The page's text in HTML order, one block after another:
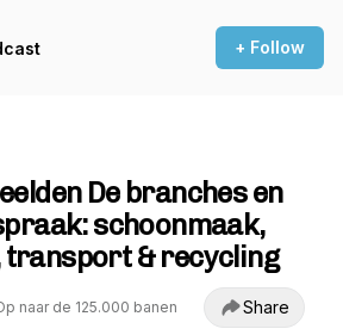
+ Follow
De branches en
schoonmaak,
transport & recycling
naar de 125.000 banen Share